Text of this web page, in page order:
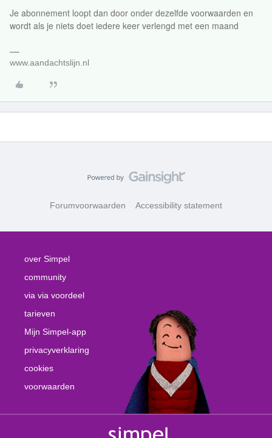
Je abonnement loopt dan door onder dezelfde voorwaarden en
wordt als je niets doet iedere keer verlengd met een maand
www.aandachtslijn.nl
Forumvoorwaarden Accessibility statement
over Simpel
community
via via voordeel
tarieven
Mijn Simpel-app
privacyverklaring
cookies
voorwaarden